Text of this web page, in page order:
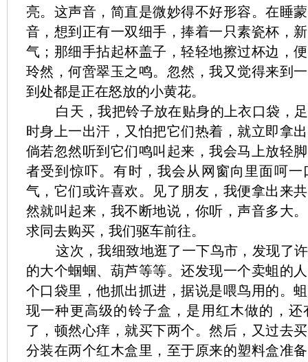
亮。这声音，简直是微妙得不好形容。在睡
音，想到正有一双细手，捧着一只素瓷杯，
气；那细手拈起杯盖子，轻轻地擦过杯边，
玲然，何啻翠玉之鸣。忽然，我又觉得来到
到处都是正在怒放的小黄花。
白天，我把铃子放在贴身的上衣口袋，
时身上一出汗，又怕把它们热着，就立即拿
倘若忽然听到它们鸣叫起来，我会马上放轻
者受到惊吓。有时，我会从网窗向里面呵
气，它们或许喜欢。见了朋友，我便拿出来
然就叫起来，我不断地说，你听，声音多大
求同去购买，我们驱车前往。
这次，我细致地逛了一下鸟市，发现了
的大个蝈蝈、葫芦等等。还发现一个卖蛆的
个口袋里，他抓出抓进，据说是喂鸟用的。
现一种更高级的铃子盒，是用红木做的，
了，顿然心痒，就买下两个。然后，又过去
分装在两个红木盒里，至于原来的塑料盒准